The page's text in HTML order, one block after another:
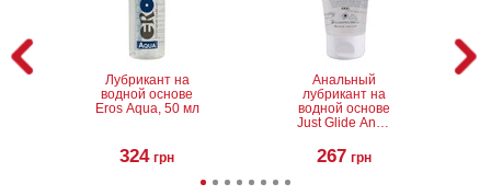
Лубрикант на
водной основе
Eros Aqua, 50 мл
324 грн
Анальный
лубрикант на
водной основе
Just Glide Anal,
267 грн